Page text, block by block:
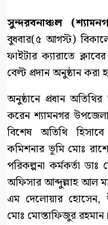
সুন্দরবনাঞ্চল
বুধবার(৫ আগস্ট)
ফাইটার ক্যারাতে
বেল্ট প্রদান অনুষ্ঠান করা
অনুষ্ঠানে প্রধান অতিথির
করেন শ্যামনগর
বিশেষ অতিথি
কমিশনার ভূমি মোঃ
পরিকল্পনা কর্মকর্তা
অফিসার আব্দুল্লাহ আল
এম দেলোয়ার হোসেন,
মোঃ মোস্তাফিজুর রহমান।